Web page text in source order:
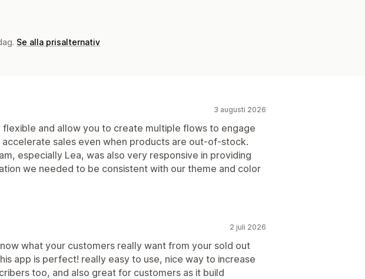
Se alla prisalternativ
3 augusti 2026
flexible and allow you to create multiple flows to engage
accelerate sales even when products are out-of-stock.
especially Lea, was also very responsive in providing
we needed to be consistent with our theme and color
2 juli 2026
what your customers really want from your sold out
app is perfect! really easy to use, nice way to increase
too, and also great for customers as it build